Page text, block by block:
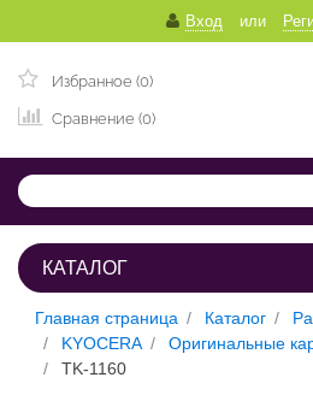
Вход или
Избранное (0)
Сравнение (0)
КАТАЛОГ
Главная страница Каталог
KYOCERA
Оригинальные
TK-1160